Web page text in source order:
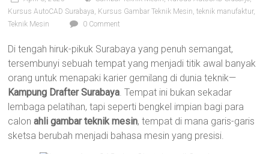
Kursus AutoCAD Surabaya Kursus Gambar Teknik Mesin ,teknik manufaktur,
Teknik Mesin
0 Comment
Di tengah hiruk-pikuk Surabaya yang penuh semangat,
tersembunyi sebuah tempat yang menjadi titik awal banyak
orang untuk menapaki karier gemilang di dunia teknik—
Kampung Drafter Surabaya . Tempat ini bukan sekadar
lembaga pelatihan, tapi seperti bengkel impian bagi para
calonahli gambar teknik mesin, tempat di mana garis-garis
sketsa berubah menjadi bahasa mesin yang presisi.